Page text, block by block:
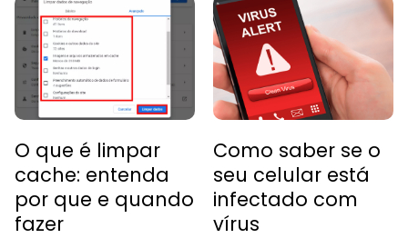
O que é limpar
cache: entenda
por que e quando
fazer
Como saber se o
seu celular está
infectado com
vírus